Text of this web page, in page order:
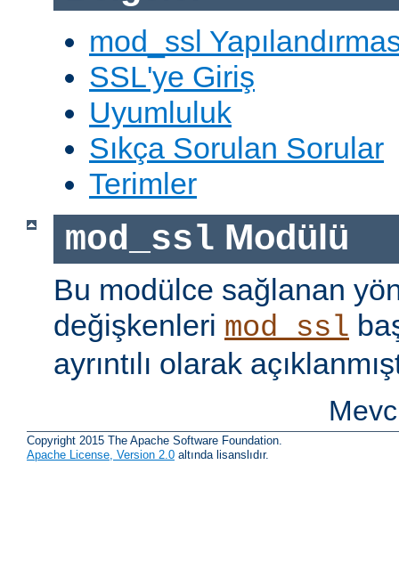
mod_ssl
SSL'ye Giriş
Uyumluluk
Sıkça Sorulan Sorular
Terimler
mod_ssl Modülü
Bu modülce sağlanan
değişkenleri mod_ssl
ayrıntılı olarak
Copyright 2015 The Apache Software Foundation.
Apache License, Version 2.0 altında lisanslıdır.